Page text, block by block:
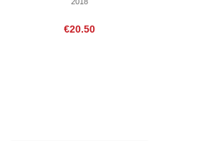
€20.50